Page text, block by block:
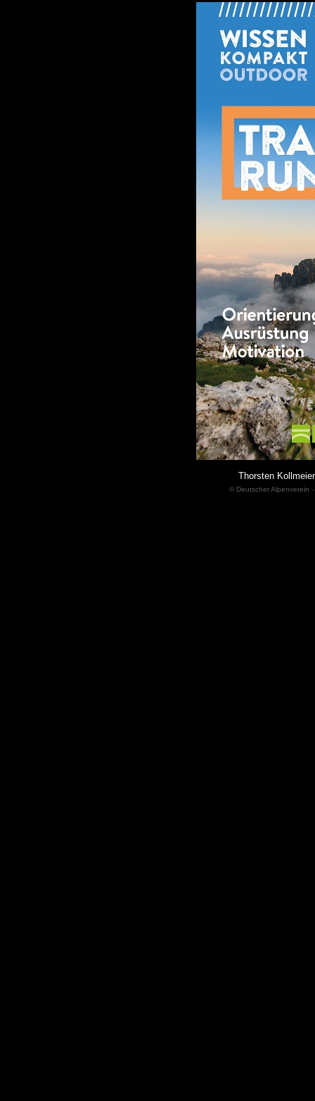
Thorsten
© Deutscher Alpenverein